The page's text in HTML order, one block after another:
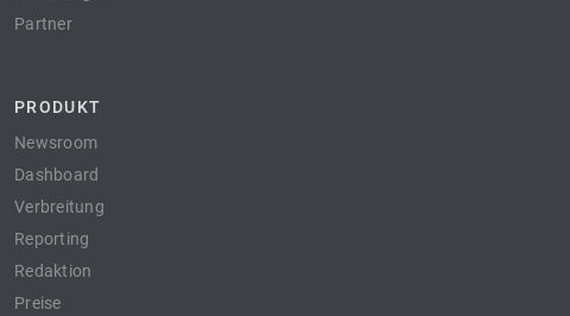
Partner
PRODUKT
Newsroom
Dashboard
Verbreitung
Reporting
Redaktion
Preise